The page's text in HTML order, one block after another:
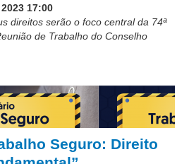
e Comunicação
17:00
direitos serão o foco central da 74ª
de Trabalho do Conselho
Seguro: Direito